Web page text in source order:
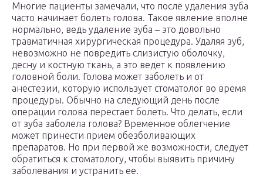
Многие пациенты замечали, что после удаления зуба
часто начинает болеть голова. Такое явление вполне
нормально, ведь удаление зуба – это довольно
травматичная хирургическая процедура. Удаляя зуб,
невозможно не повредить слизистую оболочку,
десну и костную ткань, а это ведет к появлению
головной боли. Голова может заболеть и от
анестезии, которую использует стоматолог во время
процедуры. Обычно на следующий день после
операции голова перестает болеть. Что делать, если
от зуба заболела голова? Временное облегчение
может принести прием обезболивающих
препаратов. Но при первой же возможности, следует
обратиться к стоматологу, чтобы выявить причину
заболевания и устранить ее.